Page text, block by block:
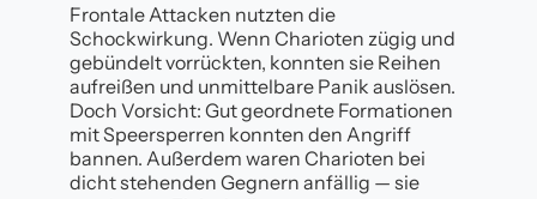
Frontale Attacken nutzten die
Schockwirkung. Wenn Charioten zügig und
gebündelt vorrückten, konnten sie Reihen
aufreißen und unmittelbare Panik auslösen.
Doch Vorsicht: Gut geordnete Formationen
mit Speersperren konnten den Angriff
bannen. Außerdem waren Charioten bei
dicht stehenden Gegnern anfällig — sie